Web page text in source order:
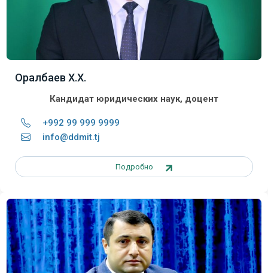
Оралбаев Х.Х.
Кандидат юридических наук, доцент
+992 99 999 9999
info@ddmit.tj
Подробно